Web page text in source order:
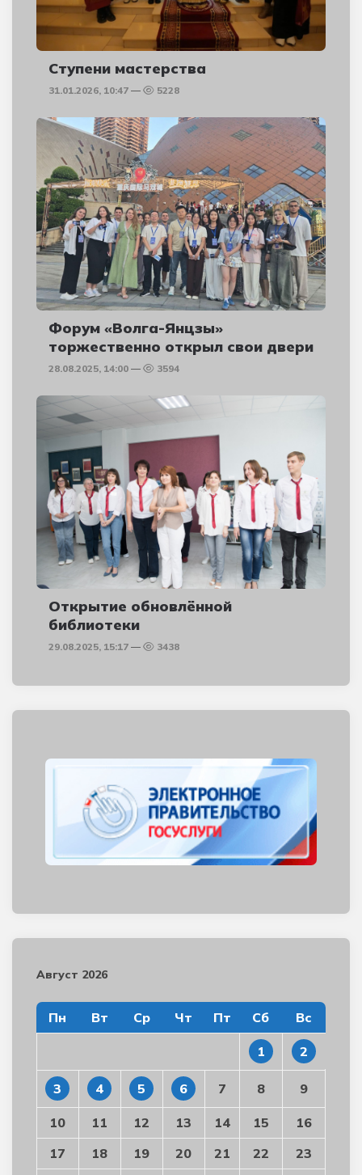
Ступени мастерства
31.01.2026, 10:47 5228
Форум «Волга-Янцзы»
торжественно открыл свои двери
28.08.2025, 14:00 3594
Открытие обновлённой
библиотеки
29.08.2025, 15:17 3438
Август 2026
Пн Вт Ср Чт Пт Сб Вс
1 2
3 4 5 6 7 8 9
10 11 12 13 14 15
16
17
18 19 20 21 22
23